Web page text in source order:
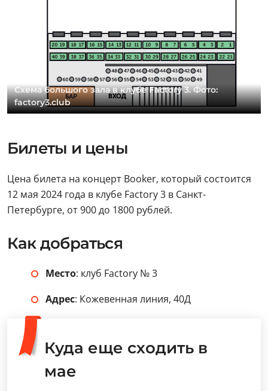
Схема большого зала в клубе Factory 3. Фото:
factory3.club
Билеты и цены
Цена билета на концерт Booker, который состоится
12 мая 2024 года в клубе Factory 3 в Санкт-
Петербурге, от 900 до 1800 рублей.
Как добраться
Место: клуб Factory № 3
Адрес: Кожевенная линия, 40Д
Куда еще сходить в
мае